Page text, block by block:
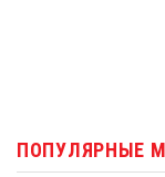
ПОПУЛЯРНЫЕ